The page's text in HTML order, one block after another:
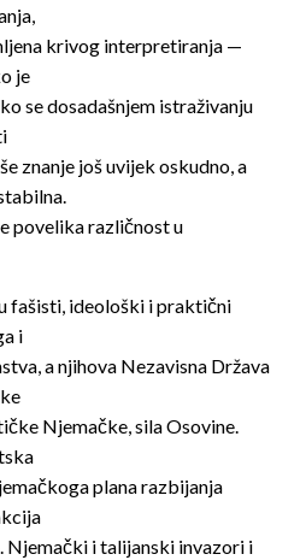
krivog interpretiranja —
je
se dosadašnjem istraživanju
znanje još uvijek oskudno, a
povelika različnost u
fašisti, ideološki i praktični
i
a njihova Nezavisna Država
Njemačke, sila Osovine.
plana razbijanja
Njemački i talijanski invazori i